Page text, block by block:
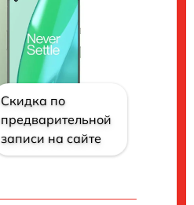
Скидка по
предварительной
записи на сайте